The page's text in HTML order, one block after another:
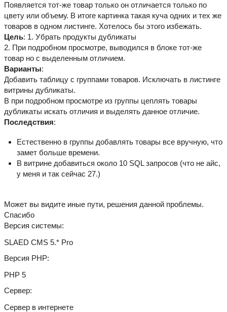
Появляется тот-же товар только он отличается только по
цвету или объему. В итоге картинка такая куча одних и тех же
товаров в одном листинге. Хотелось бы этого избежать.
Цель: 1. Убрать продукты дубликаты
2. При подробном просмотре, выводился в блоке тот-же
товар но с выделенным отличием.
Варианты:
Добавить таблицу с группами товаров. Исключать в листинге
витрины дубликаты.
В при подробном просмотре из группы цеплять товары
дубликаты искать отличия и выделять данное отличие.
Последствия:
Естественно в группы добавлять товары все вручную, что
замет больше времени.
В витрине добавиться около 10 SQL запросов (что не айс,
у меня и так сейчас 27.)
Может вы видите иные пути, решения данной проблемы.
Спасибо
Версия системы
SLAED CMS 5.* Pro
Версия PHP
PHP 5
Сервер
Сервер в интернете